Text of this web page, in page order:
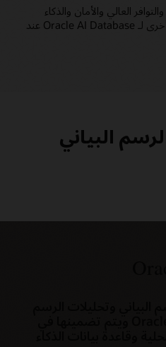
العالي والأمان والذكاء
الاصطناعي والميزات المتقاربة الأخرى لـ Oracle AI Database عند
البياني